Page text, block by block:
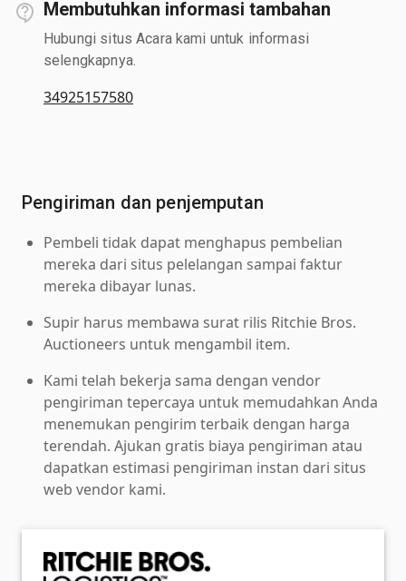
Membutuhkan informasi tambahan
Hubungi situs Acara kami untuk informasi
selengkapnya.
34925157580
Pengiriman dan penjemputan
Pembeli tidak dapat menghapus pembelian
mereka dari situs pelelangan sampai faktur
mereka dibayar lunas.
Supir harus membawa surat rilis Ritchie Bros.
Auctioneers untuk mengambil item.
Kami telah bekerja sama dengan vendor
pengiriman tepercaya untuk memudahkan Anda
menemukan pengirim terbaik dengan harga
terendah. Ajukan gratis biaya pengiriman atau
dapatkan estimasi pengiriman instan dari situs
web vendor kami.